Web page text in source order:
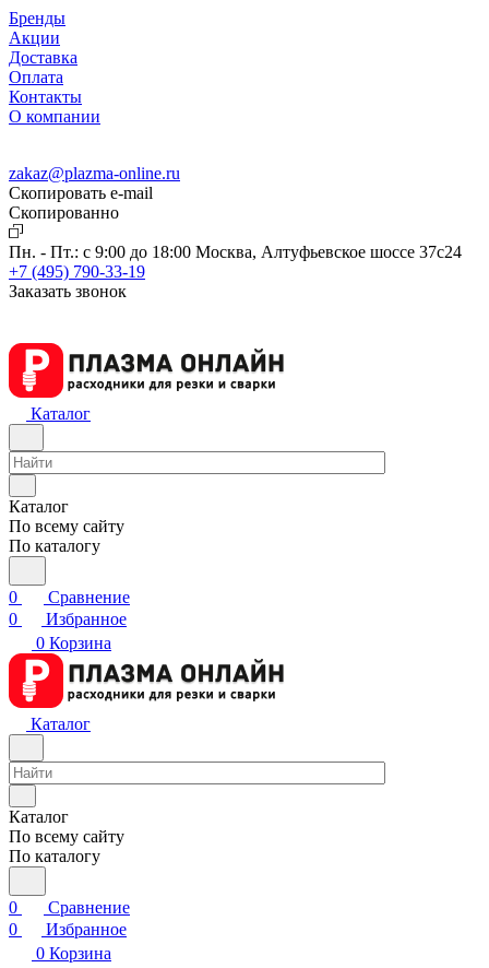
Бренды
Акции
Доставка
Оплата
Контакты
О компании
zakaz@plazma-online.ru
Скопировать e-mail
Cкопированно
Пн. - Пт.: с 9:00 до 18:00 Москва, Алтуфьевское шоссе 37с24
+7 (495) 790-33-19
Заказать звонок
Каталог
Каталог
По всему сайту
По каталогу
0
Сравнение
0
Избранное
0 Корзина
Каталог
Каталог
По всему сайту
По каталогу
0
Сравнение
0
Избранное
0 Корзина